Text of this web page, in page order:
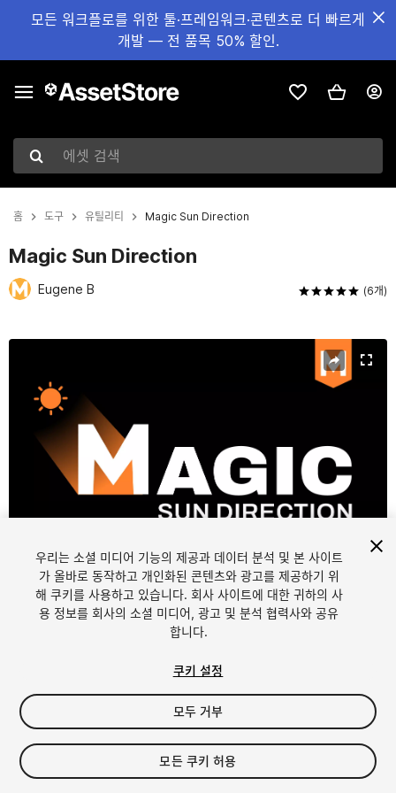
모든 워크플로를 위한 툴·프레임워크·콘텐츠로 더 빠르게
개발 — 전 품목 50% 할인.
에셋 검색
홈 도구 유틸리티 Magic Sun Direction
Magic Sun Direction
Eugene B (6개)
1/3
$20
Seat
우리는 소셜 미디어 기능의 제공과 데이터 분석 및 본 사이트
가 올바로 동작하고 개인화된 콘텐츠와 광고를 제공하기 위
해 쿠키를 사용하고 있습니다. 회사 사이트에 대한 귀하의 사
용 정보를 회사의 소셜 미디어, 광고 및 분석 협력사와 공유
합니다.
쿠키 설정
모두 거부
모든 쿠키 허용